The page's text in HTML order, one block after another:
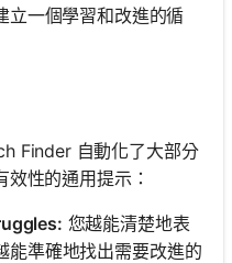
立一個學習和改進的循
Finder 自動化了大部分
性的通用提示：
您越能清楚地表
準確地找出需要改進的